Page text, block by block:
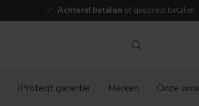
Achteraf betalen of gespreid betalen
iProteqt garantie Merken Onze